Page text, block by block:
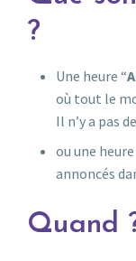
?
Une heure “
où tout le
Il n’y a pas
ou une
annoncés
Quand